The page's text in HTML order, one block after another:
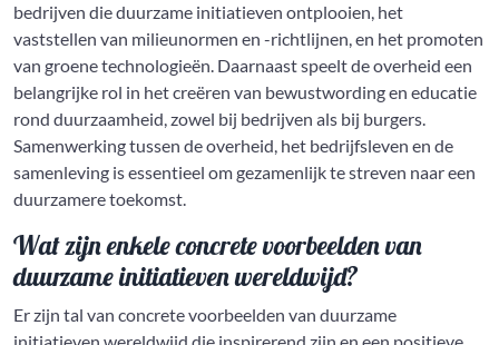
bedrijven die duurzame initiatieven ontplooien, het
vaststellen van milieunormen en -richtlijnen, en het promoten
van groene technologieën. Daarnaast speelt de overheid een
belangrijke rol in het creëren van bewustwording en educatie
rond duurzaamheid, zowel bij bedrijven als bij burgers.
Samenwerking tussen de overheid, het bedrijfsleven en de
samenleving is essentieel om gezamenlijk te streven naar een
duurzamere toekomst.
Wat zijn enkele concrete voorbeelden van
duurzame initiatieven wereldwijd?
Er zijn tal van concrete voorbeelden van duurzame